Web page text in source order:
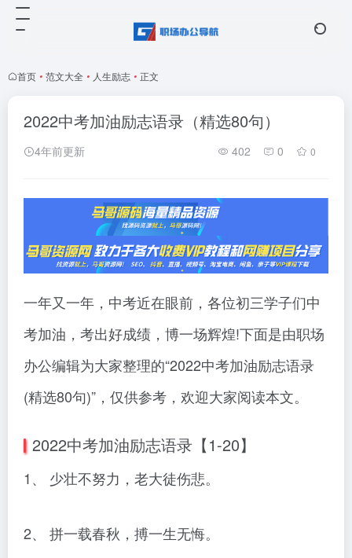
首页 • 范文大全 • 人生励志 • 正文
2022中考加油励志语录（精选80句）
4年前更新 402 0 0
一年又一年，中考近在眼前，各位初三学子们中
考加油，考出好成绩，博一场辉煌!下面是由职场
办公编辑为大家整理的“2022中考加油励志语录
(精选80句)”，仅供参考，欢迎大家阅读本文。
2022中考加油励志语录【1-20】
1、 少壮不努力，老大徒伤悲。
2、 拼一载春秋，搏一生无悔。